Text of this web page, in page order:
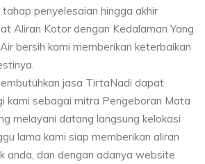
penyelesaian hingga akhir
Aliran Kotor dengan Kedalaman Yang
bersih kami memberikan keterbaikan
jasa TirtaNadi dapat
kami sebagai mitra Pengeboran Mata
melayani datang langsung kelokasi
lama kami siap memberikan aliran
anda, dan dengan adanya website